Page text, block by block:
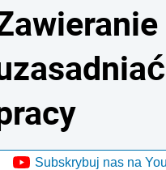
Subskrybuj nas na